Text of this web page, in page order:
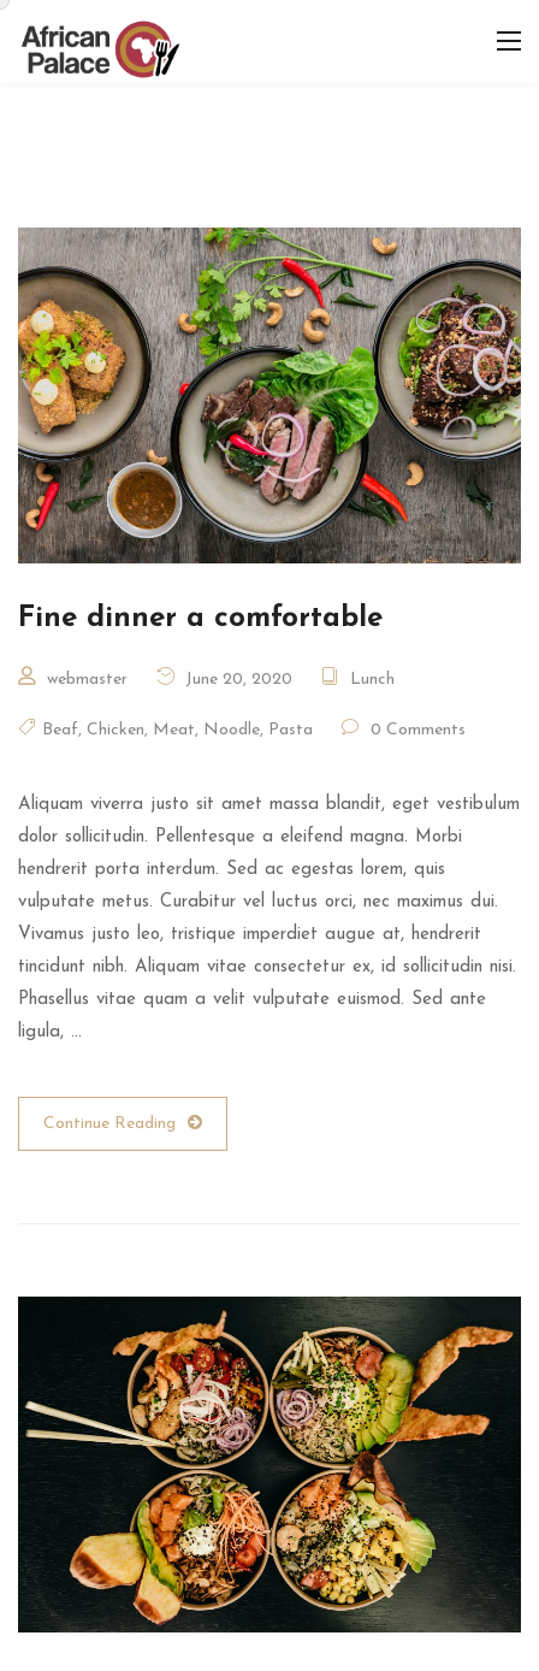
Fine dinner a comfortable
webmaster June 20, 2020 Lunch
Beaf, Chicken, Meat, Noodle, Pasta 0 Comments
Aliquam viverra justo sit amet massa blandit, eget vestibulum
dolor sollicitudin. Pellentesque a eleifend magna. Morbi
hendrerit porta interdum. Sed ac egestas lorem, quis
vulputate metus. Curabitur vel luctus orci, nec maximus dui.
Vivamus justo leo, tristique imperdiet augue at, hendrerit
tincidunt nibh. Aliquam vitae consectetur ex, id sollicitudin nisi.
Phasellus vitae quam a velit vulputate euismod. Sed ante
ligula, …
Continue Reading